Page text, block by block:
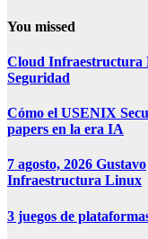
You missed
Cloud Infraestructura
Seguridad
Cómo el USENIX
papers en la era IA
7 agosto, 2026 Gustavo
Infraestructura Linux
3 juegos de